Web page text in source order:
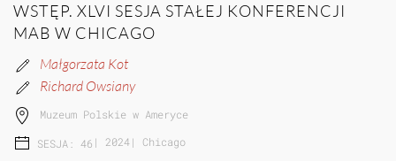
WSTĘP. XLVI SESJA STAŁEJ KONFERENCJI
MAB W CHICAGO
Małgorzata Kot
Richard Owsiany
Muzeum Polskie w Ameryce
SESJA: 46 | 2024| Chicago